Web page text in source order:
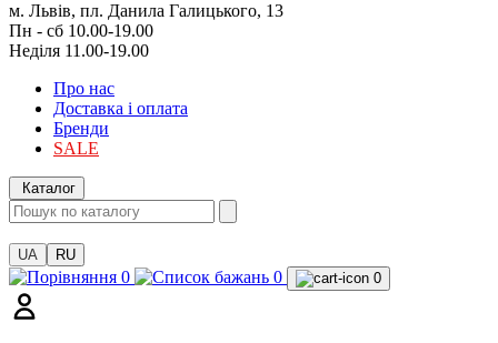
м. Львів, пл. Данила Галицького, 13
Пн - сб 10.00-19.00
Неділя 11.00-19.00
Про нас
Доставка і оплата
Бренди
SALE
Каталог
UA RU
0 0 0